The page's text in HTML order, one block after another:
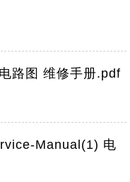
路图 维修手册.pdf
Manual(1) 电